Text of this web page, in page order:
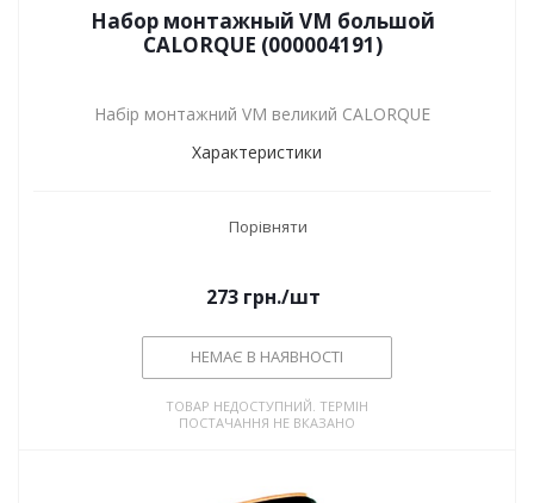
Набор монтажный VM большой
CALORQUE (000004191)
Набір монтажний VM великий CALORQUE
Характеристики
Порівняти
273грн./шт
НЕМАЄ В НАЯВНОСТІ
ТОВАР НЕДОСТУПНИЙ. ТЕРМІН
ПОСТАЧАННЯ НЕ ВКАЗАНО